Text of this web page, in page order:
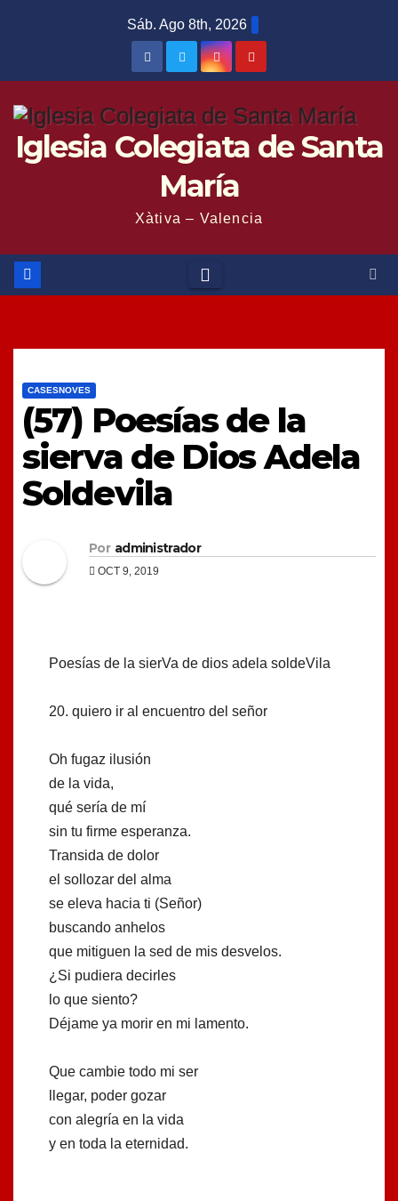
Sáb. Ago 8th, 2026
Iglesia Colegiata de Santa
María
Xàtiva – Valencia
CASESNOVES
(57) Poesías de la
sierva de Dios Adela
Soldevila
Por administrador
OCT 9, 2019
Poesías de la sierVa de dios adela soldeVila
20. quiero ir al encuentro del señor
Oh fugaz ilusión
de la vida,
qué sería de mí
sin tu firme esperanza.
Transida de dolor
el sollozar del alma
se eleva hacia ti (Señor)
buscando anhelos
que mitiguen la sed de mis desvelos.
¿Si pudiera decirles
lo que siento?
Déjame ya morir en mi lamento.
Que cambie todo mi ser
llegar, poder gozar
con alegría en la vida
y en toda la eternidad.